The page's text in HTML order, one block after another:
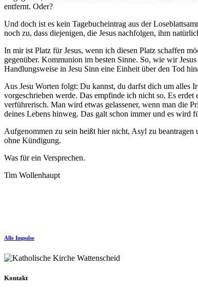
entfernt. Oder?
Und doch ist es kein Tagebucheintrag aus der
noch zu, dass diejenigen, die Jesus nachfolgen, ihm
In mir ist Platz für Jesus, wenn ich diesen Platz schaffen
gegenüber. Kommunion im besten Sinne. So, wie wir
Handlungsweise in Jesu Sinn eine Einheit über den Tod
Aus Jesu Worten folgt: Du kannst, du darfst dich um alles
vorgeschrieben werde. Das empfinde ich nicht so. Es
verführerisch. Man wird etwas gelassener, wenn man die
deines Lebens hinweg. Das galt schon immer und es wird
Aufgenommen zu sein heißt hier nicht, Asyl zu
ohne Kündigung.
Was für ein Versprechen.
Tim Wollenhaupt
Alle Impulse
Kontakt